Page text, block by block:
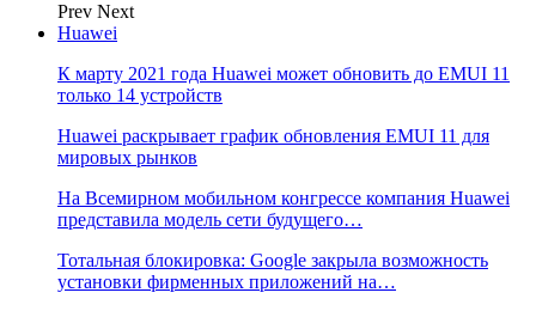
Prev Next
Huawei
К марту 2021 года Huawei может обновить до EMUI 11
только 14 устройств
Huawei раскрывает график обновления EMUI 11 для
мировых рынков
На Всемирном мобильном конгрессе компания Huawei
представила модель сети будущего…
Тотальная блокировка: Google закрыла возможность
установки фирменных приложений на…